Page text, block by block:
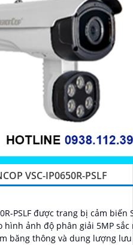
VSC-IP0650R-PSLF
PSLF được trang bị cảm biến
hình ảnh độ phân giải 5MP sắc
băng thông và dung lượng